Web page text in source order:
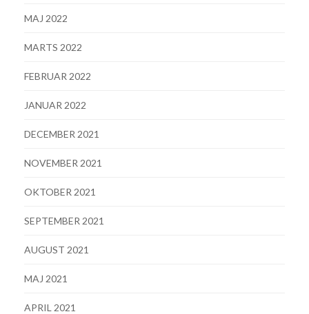
MAJ 2022
MARTS 2022
FEBRUAR 2022
JANUAR 2022
DECEMBER 2021
NOVEMBER 2021
OKTOBER 2021
SEPTEMBER 2021
AUGUST 2021
MAJ 2021
APRIL 2021